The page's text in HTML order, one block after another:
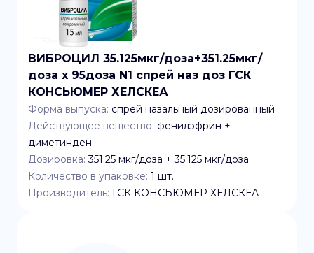
ВИБРОЦИЛ 35.125мкг/доза+351.25мкг/
доза x 95доза N1 спрей наз доз ГСК
КОНСЬЮМЕР ХЕЛСКЕА
Форма выпуска: спрей назальный дозированный
Действующее вещество: фенилэфрин +
диметинден
Дозировка: 351.25 мкг/доза + 35.125 мкг/доза
Количество в упаковке: 1 шт.
Производитель: ГСК КОНСЬЮМЕР ХЕЛСКЕА